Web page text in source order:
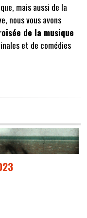
mais aussi de la
nous vous avons
de la musique
et de comédies